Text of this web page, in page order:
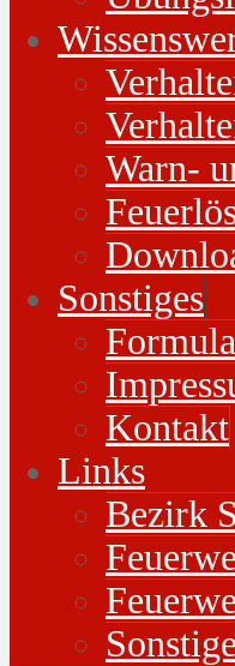
Warn-
Sonstiges
Kontakt
Links
Bezirk
Sonstige